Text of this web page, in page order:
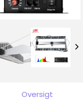
Oversigt